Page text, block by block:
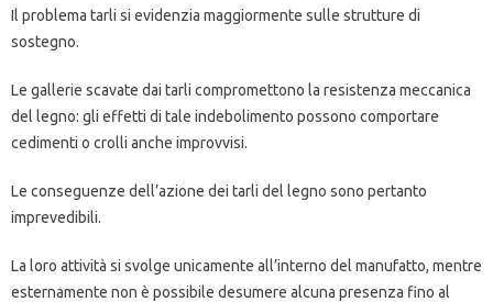
Il problema tarli si evidenzia maggiormente sulle strutture di
sostegno.
Le gallerie scavate dai tarli compromettono la resistenza meccanica
del legno: gli effetti di tale indebolimento possono comportare
cedimenti o crolli anche improvvisi.
Le conseguenze dell’azione dei tarli del legno sono pertanto
imprevedibili.
La loro attività si svolge unicamente all’interno del manufatto, mentre
esternamente non è possibile desumere alcuna presenza fino al